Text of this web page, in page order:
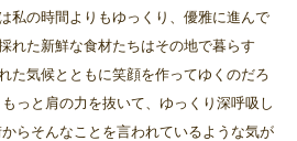
私の時間よりもゆっくり、優雅に進んで
れた新鮮な食材たちはその地で暮らす
た気候とともに笑顔を作ってゆくのだろ
っと肩の力を抜いて、ゆっくり深呼吸し
らそんなことを言われているような気が